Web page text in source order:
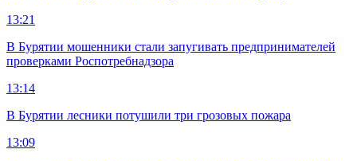
13:21
В Бурятии мошенники стали запугивать предпринимателей
проверками Роспотребнадзора
13:14
В Бурятии лесники потушили три грозовых пожара
13:09